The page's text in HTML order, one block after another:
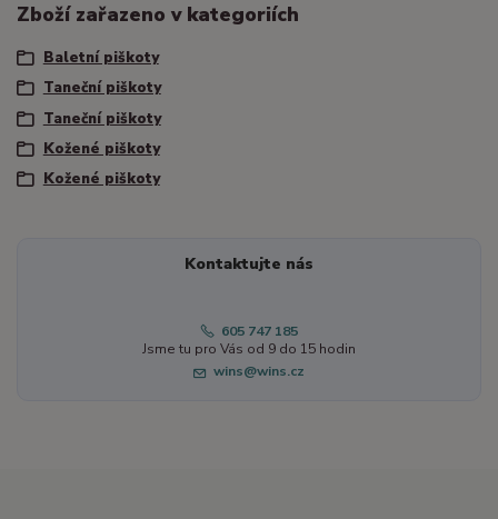
Zboží zařazeno v kategoriích
Baletní piškoty
Taneční piškoty
Taneční piškoty
Kožené piškoty
Kožené piškoty
Kontaktujte nás
605 747 185
Jsme tu pro Vás od 9 do 15 hodin
wins@wins.cz